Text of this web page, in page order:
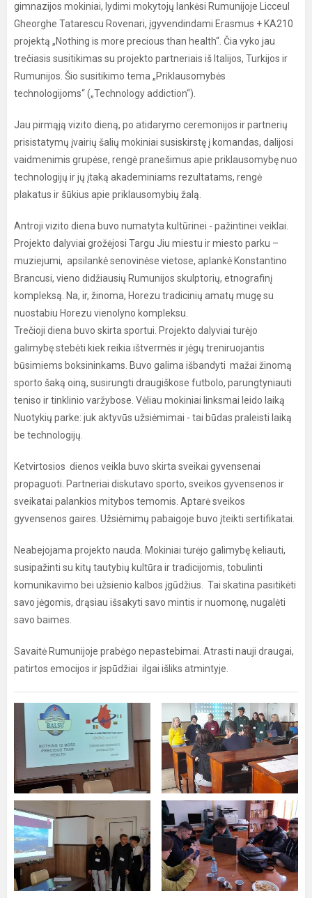
gimnazijos mokiniai, lydimi mokytojų lankėsi Rumunijoje Licceul
Gheorghe Tatarescu Rovenari, įgyvendindami Erasmus + KA210
projektą „Nothing is more precious than health“. Čia vyko jau
trečiasis susitikimas su projekto partneriais iš Italijos, Turkijos ir
Rumunijos. Šio susitikimo tema „Priklausomybės
technologijoms“ („Technology addiction“).
Jau pirmąją vizito dieną, po atidarymo ceremonijos ir partnerių
prisistatymų įvairių šalių mokiniai susiskirstę į komandas, dalijosi
vaidmenimis grupėse, rengė pranešimus apie priklausomybę nuo
technologijų ir jų įtaką akademiniams rezultatams, rengė
plakatus ir šūkius apie priklausomybių žalą.
Antroji vizito diena buvo numatyta kultūrinei - pažintinei veiklai.
Projekto dalyviai grožėjosi Targu Jiu miestu ir miesto parku –
muziejumi, apsilankė senovinėse vietose, aplankė Konstantino
Brancusi, vieno didžiausių Rumunijos skulptorių, etnografinį
kompleksą. Na, ir, žinoma, Horezu tradicinių amatų mugę su
nuostabiu Horezu vienolyno kompleksu.
Trečioji diena buvo skirta sportui. Projekto dalyviai turėjo
galimybę stebėti kiek reikia ištvermės ir jėgų treniruojantis
būsimiems boksininkams. Buvo galima išbandyti mažai žinomą
sporto šaką oiną, susirungti draugiškose futbolo, parungtyniauti
teniso ir tinklinio varžybose. Vėliau mokiniai linksmai leido laiką
Nuotykių parke: juk aktyvūs užsiėmimai - tai būdas praleisti laiką
be technologijų.
Ketvirtosios dienos veikla buvo skirta sveikai gyvensenai
propaguoti. Partneriai diskutavo sporto, sveikos gyvensenos ir
sveikatai palankios mitybos temomis. Aptarė sveikos
gyvensenos gaires. Užsiėmimų pabaigoje buvo įteikti sertifikatai.
Neabejojama projekto nauda. Mokiniai turėjo galimybę keliauti,
susipažinti su kitų tautybių kultūra ir tradicijomis, tobulinti
komunikavimo bei užsienio kalbos įgūdžius. Tai skatina pasitikėti
savo jėgomis, drąsiau išsakyti savo mintis ir nuomonę, nugalėti
savo baimes.
Savaitė Rumunijoje prabėgo nepastebimai. Atrasti nauji draugai,
patirtos emocijos ir įspūdžiai ilgai išliks atmintyje.